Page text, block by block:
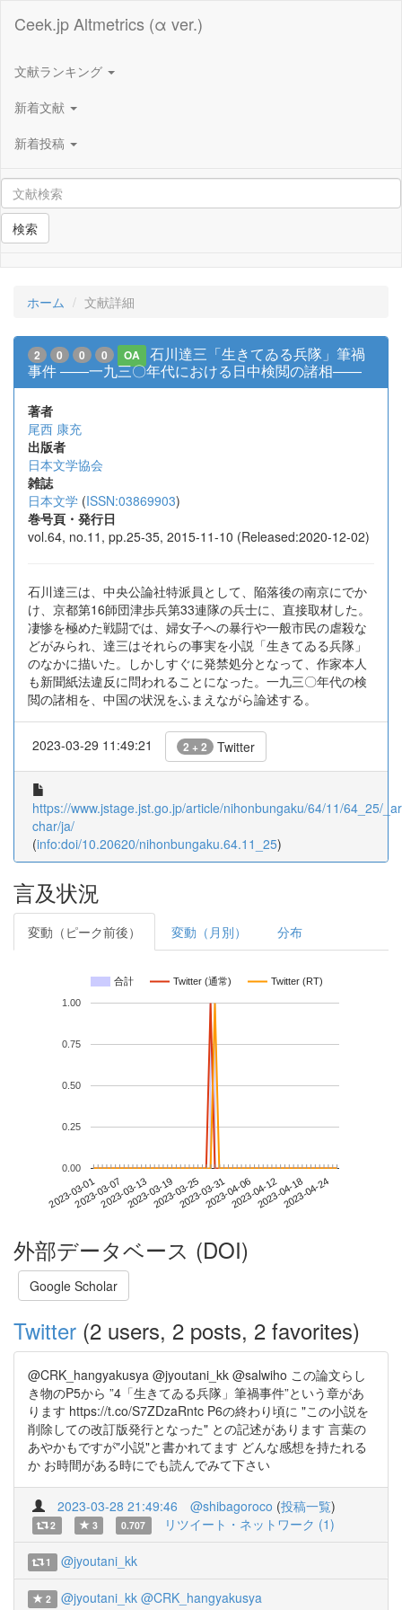
Ceek.jp Altmetrics (α ver.)
文献ランキング
新着文献
新着投稿
検索
ホーム 文献詳細
2 0 0 0 OA
石川達三「生きてゐる兵隊」筆禍
事件 ――一九三〇年代における日中検閲の諸相――
著者
尾西 康充
出版者
日本文学協会
雑誌
日本文学 (ISSN:03869903)
巻号頁・発行日
vol.64, no.11, pp.25-35, 2015-11-10 (Released:2020-12-02)
石川達三は、中央公論社特派員として、陥落後の南京にでか
け、京都第16師団津歩兵第33連隊の兵士に、直接取材した。
凄惨を極めた戦闘では、婦女子への暴行や一般市民の虐殺な
どがみられ、達三はそれらの事実を小説「生きてゐる兵隊」
のなかに描いた。しかしすぐに発禁処分となって、作家本人
も新聞紙法違反に問われることになった。一九三〇年代の検
閲の諸相を、中国の状況をふまえながら論述する。
2023-03-29 11:49:21 2 + 2 Twitter
https://www.jstage.jst.go.jp/article/nihonbungaku/64/11/64_25/
char/ja/
(info:doi/10.20620/nihonbungaku.64.11_25)
言及状況
変動（ピーク前後） 変動（月別） 分布
合計 Twitter (通常) Twitter (RT)
2023-03-012023-03-072023-03-132023-03-192023-03-252023-03-312023-04-062023-04-122023-04-182023-04-24
0.00
0.25
0.50
0.75
1.00
外部データベース (DOI)
Google Scholar
Twitter (2 users, 2 posts, 2 favorites)
@CRK_hangyakusya @jyoutani_kk @salwiho この論文らし
き物のP5から ”4「生きてゐる兵隊」筆禍事件”という章があ
ります https://t.co/S7ZDzaRntc P6の終わり頃に "この小説を
削除しての改訂版発行となった" との記述があります 言葉の
あやかもですが"小説"と書かれてます どんな感想を持たれる
か お時間がある時にでも読んでみて下さい
2023-03-28 21:49:46 @shibagoroco (投稿一覧)
2 3 0.707 リツイート・ネットワーク (1)
1 @jyoutani_kk
2 @jyoutani_kk @CRK_hangyakusya